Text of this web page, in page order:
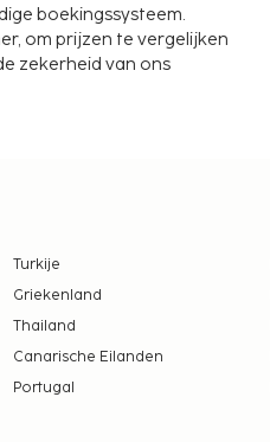
Bestel je favoriete
uur tot 11.30 uur
niet
boekingssysteem.
om prijzen te vergelijken
zekerheid van ons
Turkije
Griekenland
Thailand
Canarische Eilanden
Portugal